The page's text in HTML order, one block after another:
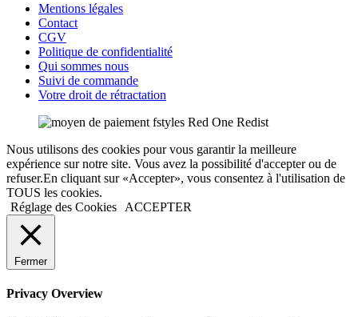
Mentions légales
Contact
CGV
Politique de confidentialité
Qui sommes nous
Suivi de commande
Votre droit de rétractation
Nous utilisons des cookies pour vous garantir la meilleure
expérience sur notre site. Vous avez la possibilité d'accepter ou de
refuser.En cliquant sur «Accepter», vous consentez à l'utilisation de
TOUS les cookies.
Réglage des Cookies
ACCEPTER
Fermer
Privacy Overview